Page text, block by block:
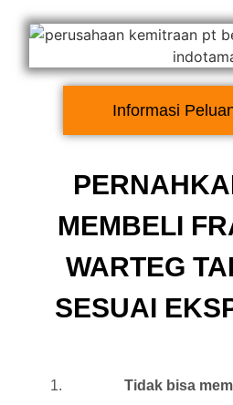
MEMBELI
WARTEG
SESUAI
Tidak bisa
Informasi